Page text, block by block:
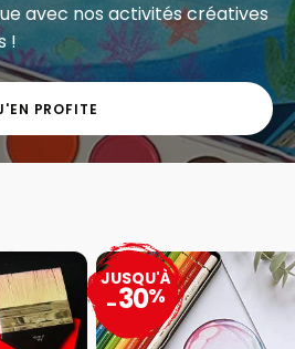
avec nos activités créatives
!
PROFITE
JUSQU'À
-30%